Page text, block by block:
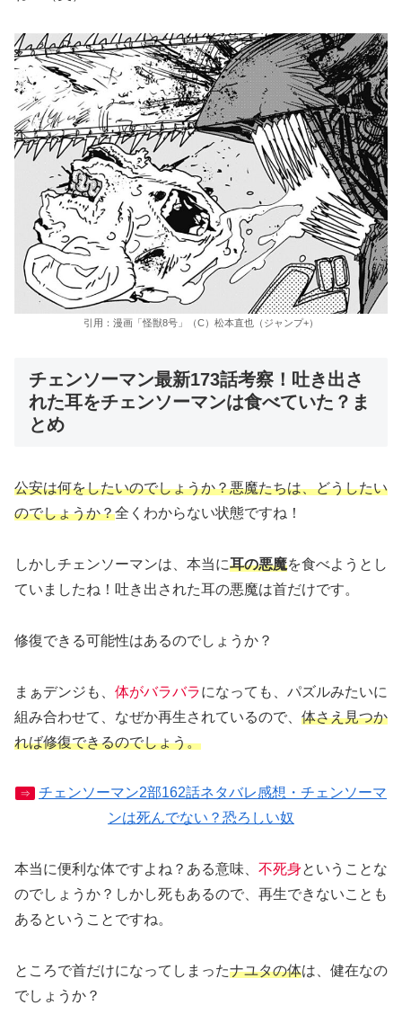
引用：漫画「怪獣8号」（C）松本直也（ジャンプ+）
チェンソーマン最新173話考察！吐き出さ
れた耳をチェンソーマンは食べていた？ま
とめ
公安は何をしたいのでしょうか？悪魔たちは、どうしたい
のでしょうか？全くわからない状態ですね！
しかしチェンソーマンは、本当に耳の悪魔を食べようとし
ていましたね！吐き出された耳の悪魔は首だけです。
修復できる可能性はあるのでしょうか？
まぁデンジも、 体がバラバラになっても、パズルみたいに
組み合わせて、なぜか再生されているので、 体さえ見つか
れば修復できるのでしょう。
⇒
チェンソーマン2部162話ネタバレ感想・チェンソーマ
ンは死んでない？恐ろしい奴
本当に便利な体ですよね？ある意味、 不死身ということな
のでしょうか？しかし死もあるので、再生できないことも
あるということですね。
ところで首だけになってしまったナユタの体は、健在なの
でしょうか？